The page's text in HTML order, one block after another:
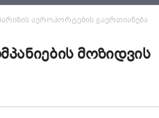
აეროპორტების გაერთიანება
მოზიდვის